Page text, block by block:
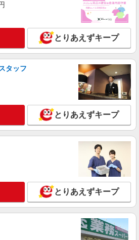
1,300円〜1,625円＋交通費全額支給 ※残
時は時給25％アップ ※交通費支給規定あり
場合 時給1,300円×7.66時間×22日
円＋残業代＋交通費
れ直後：兵庫県丹波篠山市 変更の範囲：
める就業場所
詳細を見る
ナーズ株式会社
・検品・梱包（2交替）
1500円 ※交通費全額支給（規定あり）
】22.8万円（20日勤務＋残業10h）
詳細を見る
ナーズ株式会社
部品の組立・補助作業（日勤）
1300円 ※交通費全額支給（規定あり）
例】25.0万円（21日勤務＋残業20h）
とりあえずキープ
タッフ
とりあえずキープ
とりあえずキープ